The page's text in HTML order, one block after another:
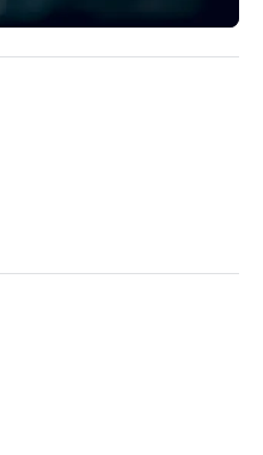
Spanish, and English,
local expertise, and